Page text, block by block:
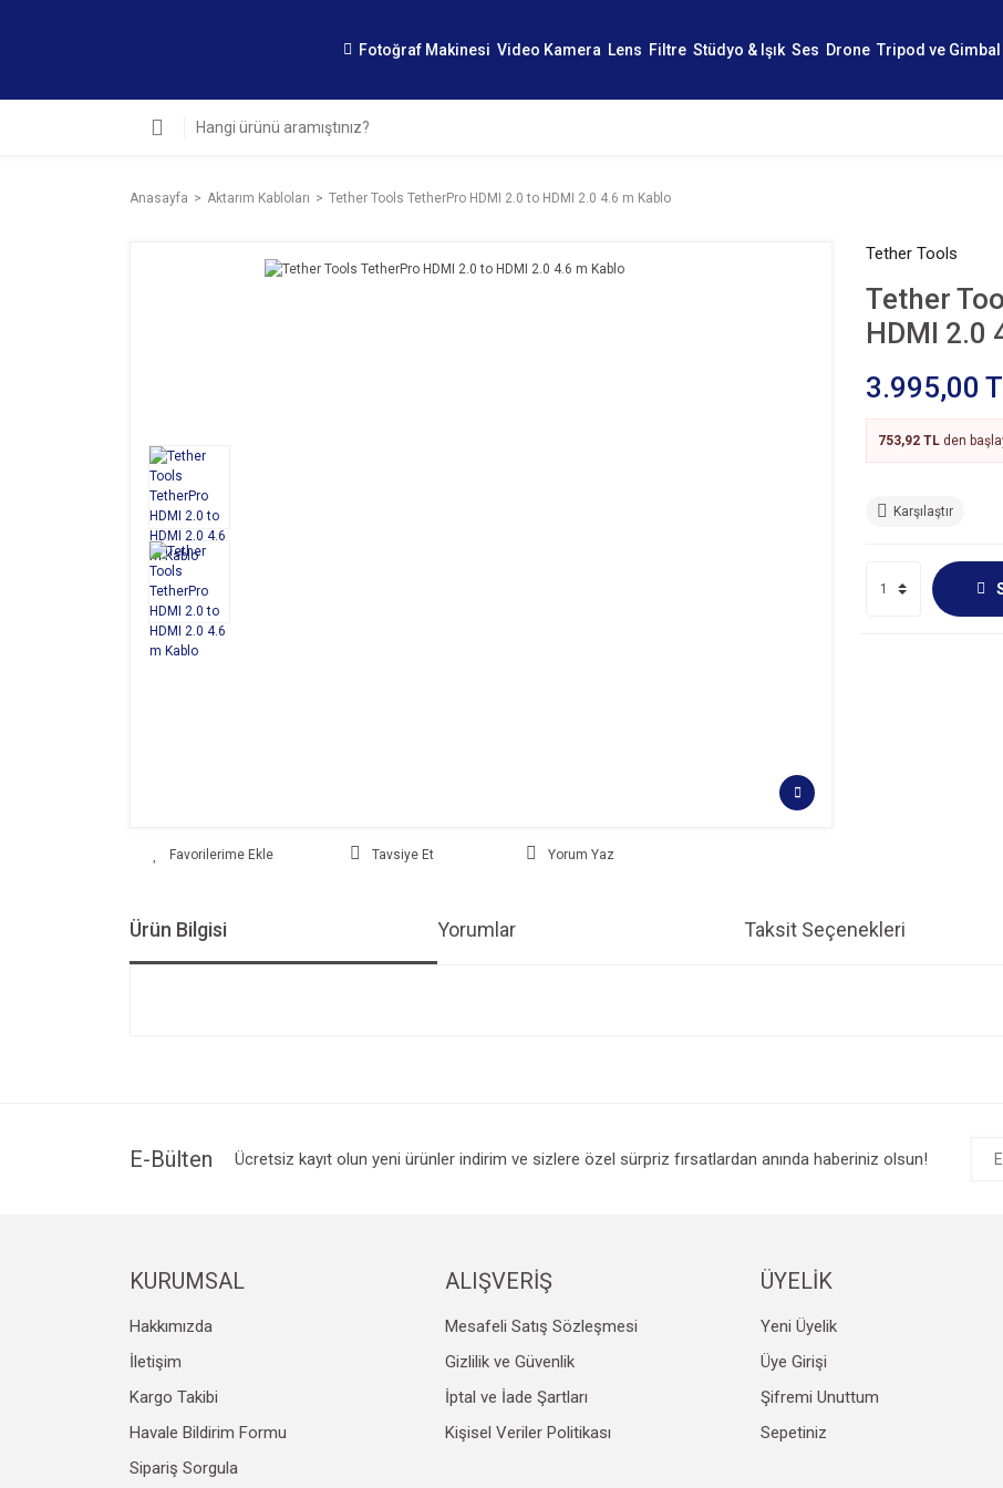
Fotoğraf Makinesi Video Kamera Lens Filtre Stüdyo & Işık Ses Drone Tripod ve Gimbal
Anasayfa Aktarım Kabloları Tether Tools TetherPro HDMI 2.0 to HDMI 2.0 4.6 m Kablo
Tavsiye Et Yorum Yaz
Tether Tools
Tether
HDMI 2.0
3.995,00
753,92 TL den
Karşılaştır
Ürün Bilgisi Yorumlar Taksit Seçenekleri
Ürün bilgilerinde hatalar bulunuyor.
Gönder
E-Bülten Ücretsiz kayıt olun yeni ürünler indirim ve sizlere özel sürpriz fırsatlardan anında haberiniz olsun!
KURUMSAL
Hakkımızda
İletişim
Kargo Takibi
Havale Bildirim Formu
Sipariş Sorgula
ALIŞVERİŞ
Mesafeli Satış Sözleşmesi
Gizlilik ve Güvenlik
İptal ve İade Şartları
Kişisel Veriler Politikası
ÜYELİK
Yeni Üyelik
Üye Girişi
Şifremi Unuttum
Sepetiniz